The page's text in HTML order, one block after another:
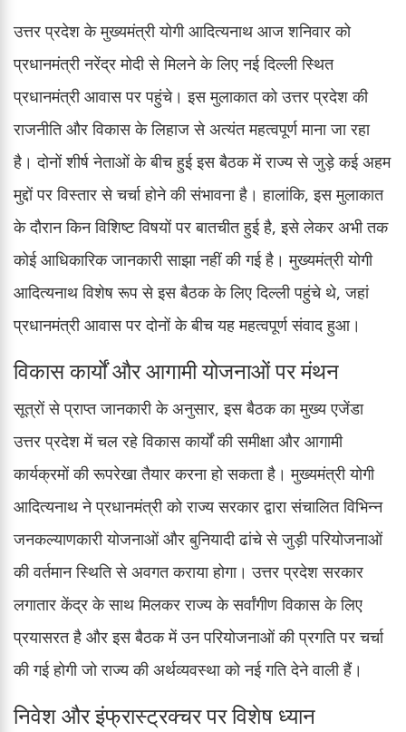
उत्तर प्रदेश के मुख्यमंत्री योगी आदित्यनाथ आज शनिवार को
प्रधानमंत्री नरेंद्र मोदी से मिलने के लिए नई दिल्ली स्थित
प्रधानमंत्री आवास पर पहुंचे। इस मुलाकात को उत्तर प्रदेश की
राजनीति और विकास के लिहाज से अत्यंत महत्वपूर्ण माना जा रहा
है। दोनों शीर्ष नेताओं के बीच हुई इस बैठक में राज्य से जुड़े कई अहम
मुद्दों पर विस्तार से चर्चा होने की संभावना है। हालांकि, इस मुलाकात
के दौरान किन विशिष्ट विषयों पर बातचीत हुई है, इसे लेकर अभी तक
कोई आधिकारिक जानकारी साझा नहीं की गई है। मुख्यमंत्री योगी
आदित्यनाथ विशेष रूप से इस बैठक के लिए दिल्ली पहुंचे थे, जहां
प्रधानमंत्री आवास पर दोनों के बीच यह महत्वपूर्ण संवाद हुआ।
विकास कार्यों और आगामी योजनाओं पर मंथन
सूत्रों से प्राप्त जानकारी के अनुसार, इस बैठक का मुख्य एजेंडा
उत्तर प्रदेश में चल रहे विकास कार्यों की समीक्षा और आगामी
कार्यक्रमों की रूपरेखा तैयार करना हो सकता है। मुख्यमंत्री योगी
आदित्यनाथ ने प्रधानमंत्री को राज्य सरकार द्वारा संचालित विभिन्न
जनकल्याणकारी योजनाओं और बुनियादी ढांचे से जुड़ी परियोजनाओं
की वर्तमान स्थिति से अवगत कराया होगा। उत्तर प्रदेश सरकार
लगातार केंद्र के साथ मिलकर राज्य के सर्वांगीण विकास के लिए
प्रयासरत है और इस बैठक में उन परियोजनाओं की प्रगति पर चर्चा
की गई होगी जो राज्य की अर्थव्यवस्था को नई गति देने वाली हैं।
निवेश और इंफ्रास्ट्रक्चर पर विशेष ध्यान